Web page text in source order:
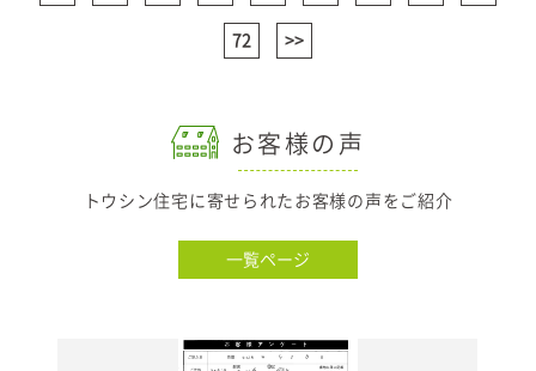
72 >>
一覧ページ
お客様の声
トウシン住宅に寄せられたお客様の声をご紹介